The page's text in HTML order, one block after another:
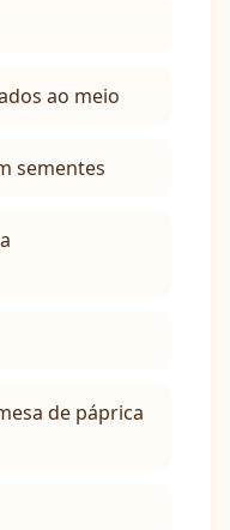
ao meio
sementes
de páprica